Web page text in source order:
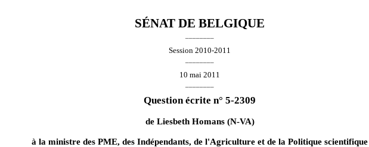
SÉNAT DE BELGIQUE
Session 2010-2011
10 mai 2011
Question écrite n° 5-2309
de Liesbeth Homans(N-VA)
à la ministre des PME, des Indépendants, de l'Agriculture et de la Politique scientifique